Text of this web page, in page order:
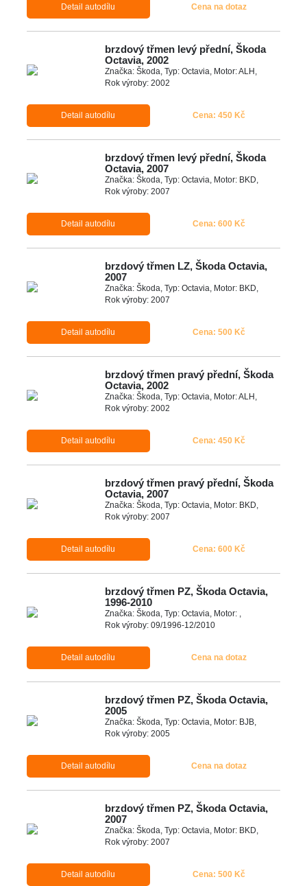
Detail autodílu Cena na dotaz
brzdový třmen levý přední, Škoda
Octavia, 2002
Značka: Škoda, Typ: Octavia, Motor: ALH,
Rok výroby: 2002
Detail autodílu Cena: 450 Kč
brzdový třmen levý přední, Škoda
Octavia, 2007
Značka: Škoda, Typ: Octavia, Motor: BKD,
Rok výroby: 2007
Detail autodílu Cena: 600 Kč
brzdový třmen LZ, Škoda Octavia,
2007
Značka: Škoda, Typ: Octavia, Motor: BKD,
Rok výroby: 2007
Detail autodílu Cena: 500 Kč
brzdový třmen pravý přední, Škoda
Octavia, 2002
Značka: Škoda, Typ: Octavia, Motor: ALH,
Rok výroby: 2002
Detail autodílu Cena: 450 Kč
brzdový třmen pravý přední, Škoda
Octavia, 2007
Značka: Škoda, Typ: Octavia, Motor: BKD,
Rok výroby: 2007
Detail autodílu Cena: 600 Kč
brzdový třmen PZ, Škoda Octavia,
1996-2010
Značka: Škoda, Typ: Octavia, Motor: ,
Rok výroby: 09/1996-12/2010
Detail autodílu Cena na dotaz
brzdový třmen PZ, Škoda Octavia,
2005
Značka: Škoda, Typ: Octavia, Motor: BJB,
Rok výroby: 2005
Detail autodílu Cena na dotaz
brzdový třmen PZ, Škoda Octavia,
2007
Značka: Škoda, Typ: Octavia, Motor: BKD,
Rok výroby: 2007
Detail autodílu Cena: 500 Kč